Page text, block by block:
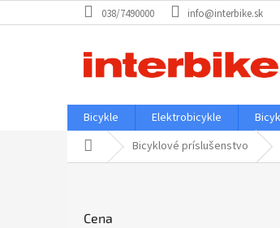
na
038/7490000 info@interbike.sk
Bicykle Elektrobicykle
DomovBicyklové príslušenstvo
Cena